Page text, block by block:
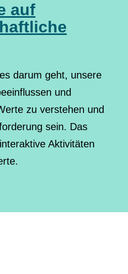
auf
darum geht, unsere
und
zu verstehen und
sein. Das
Aktivitäten